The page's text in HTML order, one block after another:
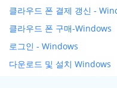
클라우드 폰 결제 갱신 -
클라우드 폰 구매-Windows
로그인 - Windows
다운로드 및 설치 Windows